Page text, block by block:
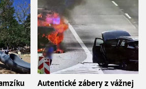
Autentické zábery z vážnej